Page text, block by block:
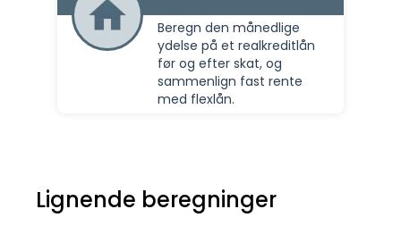
Beregn den månedlige
ydelse på et realkreditlån
før og efter skat, og
sammenlign fast rente
med flexlån.
Lignende beregninger